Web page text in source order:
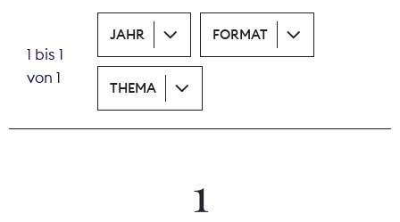
Theodor-Wolff-Preis
1 bis 1
von 1
JAHR FORMAT
THEMA
1